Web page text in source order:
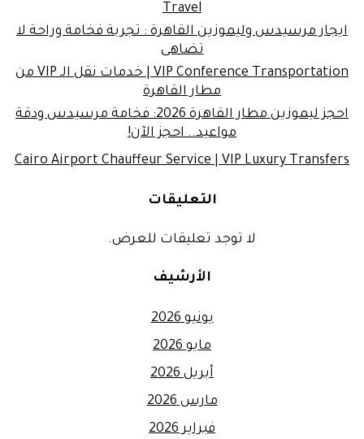
Travel
ايجار مرسيدس وليموزين القاهرة : تجربة فخامة وراحة لا
تضاهى
VIP Conference Transportation | خدمات نقل الـ VIP من
مطار القاهرة
احجز ليموزين مطار القاهرة 2026: فخامة مرسيدس ودقة
مواعيد.. احجز الآن!
Cairo Airport Chauffeur Service | VIP Luxury Transfers
التعليقات
لا توجد تعليقات للعرض.
الأرشيف
يونيو 2026
مايو 2026
أبريل 2026
مارس 2026
فبراير 2026